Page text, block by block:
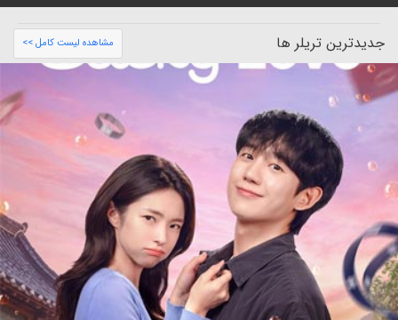
جدیدترین تریلر ها مشاهده لیست کامل >>